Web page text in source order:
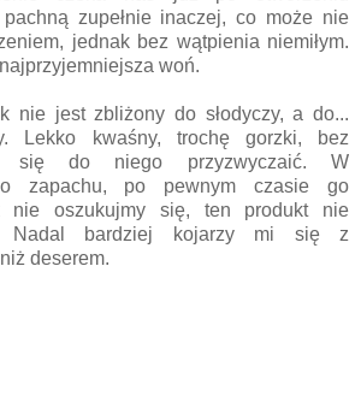
zupełnie inaczej, co może nie
jednak bez wątpienia niemiłym.
woń.
nie jest zbliżony do słodyczy, a do...
Lekko kwaśny, trochę gorzki, bez
się do niego przyzwyczaić. W
zapachu, po pewnym czasie go
nie oszukujmy się, ten produkt nie
Nadal bardziej kojarzy mi się z
deserem.